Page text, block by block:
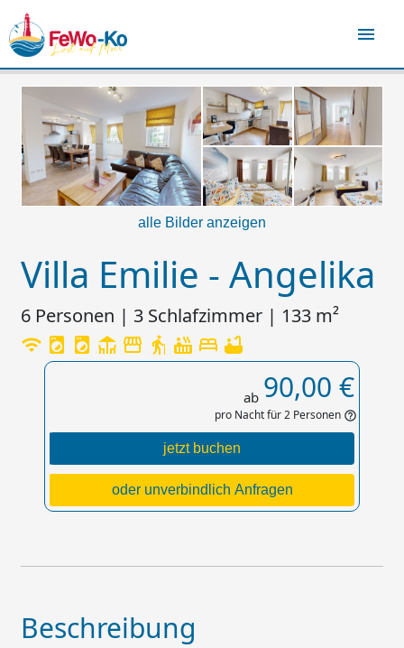
menu
alle Bilder anzeigen
Villa Emilie - Angelika
6 Personen | 3 Schlafzimmer | 133 m²
wifi local_laundry_service local_laundry_service deck storefront elderly hot_tub bed bathtub
ab 90,00 €
pro Nacht für 2 Personen help_outline
jetzt buchen
oder unverbindlich Anfragen
Beschreibung